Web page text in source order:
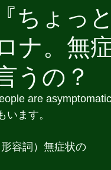
ちょっ
ナ。無
うの？
are
います。
容詞）無症状の